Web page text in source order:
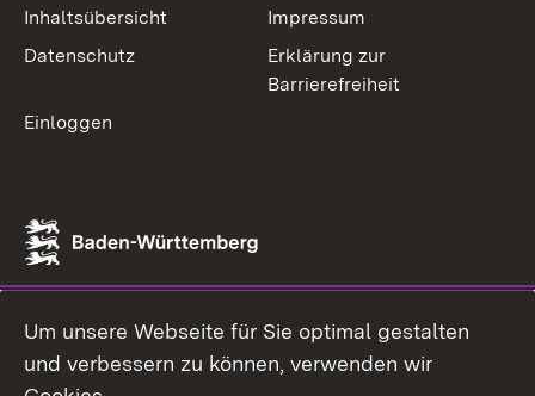
Inhaltsübersicht
Impressum
Datenschutz
Erklärung zur
Barrierefreiheit
Einloggen
Um unsere Webseite für Sie optimal gestalten
und verbessern zu können, verwenden wir